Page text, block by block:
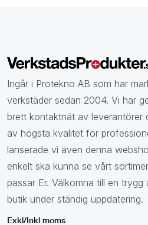
Ingår i Protekno AB som har
verkstäder sedan 2004. Vi har
brett kontaktnät av leverantörer
av högsta kvalitet för
lanserade vi även denna
enkelt ska kunna se vårt
passar Er. Välkomna till en
butik under ständig uppdatering.
Exkl/Inkl moms